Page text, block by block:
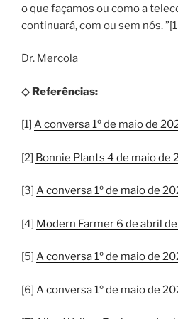
o que façamos ou como a
continuará, com ou sem nós.
Dr. Mercola
◇ Referências:
[1] A conversa 1º de maio de
[2] Bonnie Plants 4 de maio de
[3] A conversa 1º de maio de
[4] Modern Farmer 6 de abril
[5] A conversa 1º de maio de
[6] A conversa 1º de maio de